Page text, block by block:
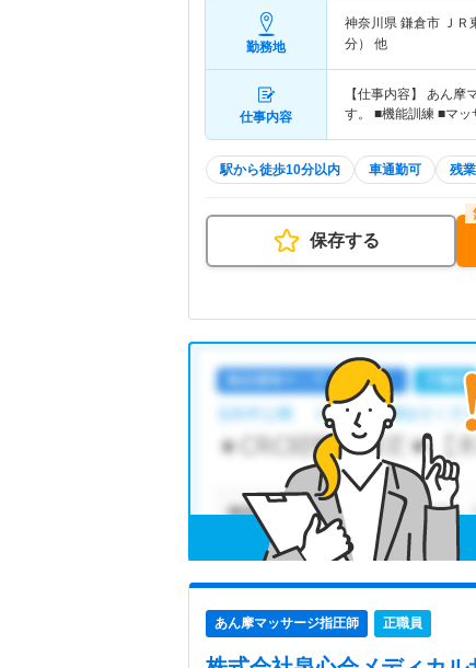
勤務地
神奈川県 鎌倉市 Ｊ
分） 他
仕事内容
【仕事内容】 あん
す。 ■機能訓練 ■マ
駅から徒歩10分以内 車通勤可 残
保存する
あん摩マッサージ指圧師 正職員